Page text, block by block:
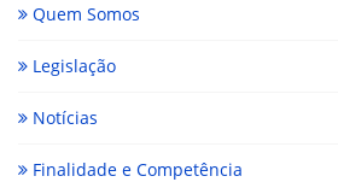
Quem Somos
Legislação
Notícias
Finalidade e Competência